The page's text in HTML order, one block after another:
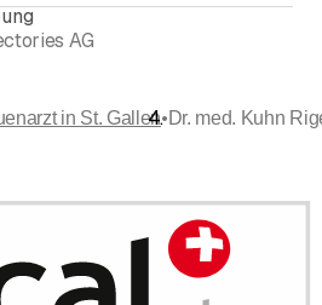
AG
in St. Gallen•Dr. med. Kuhn